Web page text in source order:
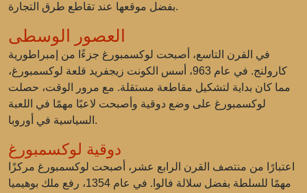
بفضل موقعها عند تقاطع طرق التجارة.
العصور الوسطى
في القرن التاسع، أصبحت لوكسمبورغ جزءًا من إمبراطورية
كارولنج. في عام 963، أسس الكونت زيجفريد قلعة لوكسمبورغ،
مما كان بداية لتشكيل مقاطعة مستقلة. مع مرور الوقت، حصلت
لوكسمبورغ على وضع دوقية وأصبحت لاعبًا مهمًا في اللعبة
السياسية في أوروبا.
دوقية لوكسمبورغ
اعتبارًا من منتصف القرن الرابع عشر، أصبحت لوكسمبورغ مركزًا
مهمًا للسلطة بفضل سلالة فالوا. في عام 1354، رفع ملك بوهيميا